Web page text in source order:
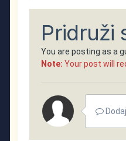
Pridruži
You are posting as a
Note: Your post will